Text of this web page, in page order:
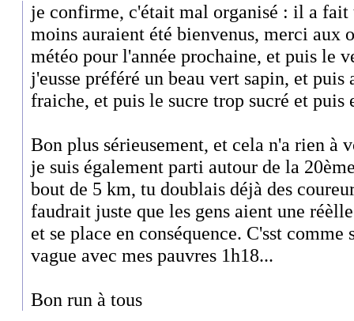
je confirme, c'était mal organisé : il a fait
moins auraient été bienvenus, merci aux
météo pour l'année prochaine, et puis le
j'eusse préféré un beau vert sapin, et
fraiche, et puis le sucre trop sucré et puis
Bon plus sérieusement, et cela n'a rien à
je suis également parti autour de la
bout de 5 km, tu doublais déjà des
faudrait juste que les gens aient une
et se place en conséquence. C'sst
vague avec mes pauvres 1h18...
Bon run à tous